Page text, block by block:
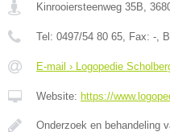
Kinrooiersteenweg 35B,
Tel: 0497/54 80 65, Fax: -,
E-mail › Logopedie
Website: https://
Onderzoek en behandeling